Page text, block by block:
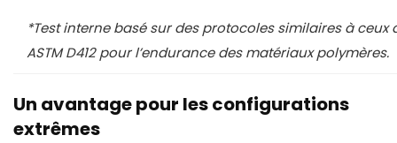
*Test interne basé sur des protocoles similaires à ceux
ASTM D412 pour l’endurance des matériaux polymères.
Un avantage pour les configurations
extrêmes